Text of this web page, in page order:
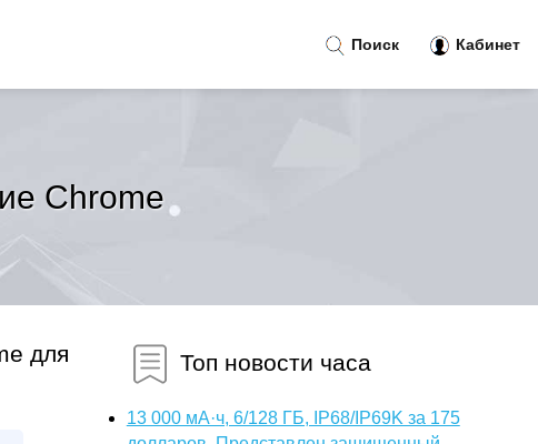
Chrome
для
Топ новости часа
13 000 мА·ч, 6/128 ГБ, IP68/IP69K за 175
Поиск Кабинет